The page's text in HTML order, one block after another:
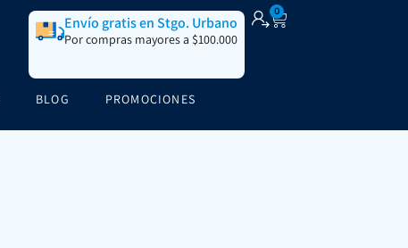
Envío gratis en Stgo. Urbano
Por compras mayores a $100.000
0
BLOG PROMOCIONES